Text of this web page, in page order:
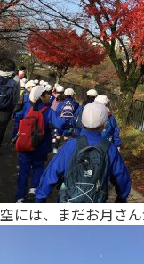
空には、まだお月さん